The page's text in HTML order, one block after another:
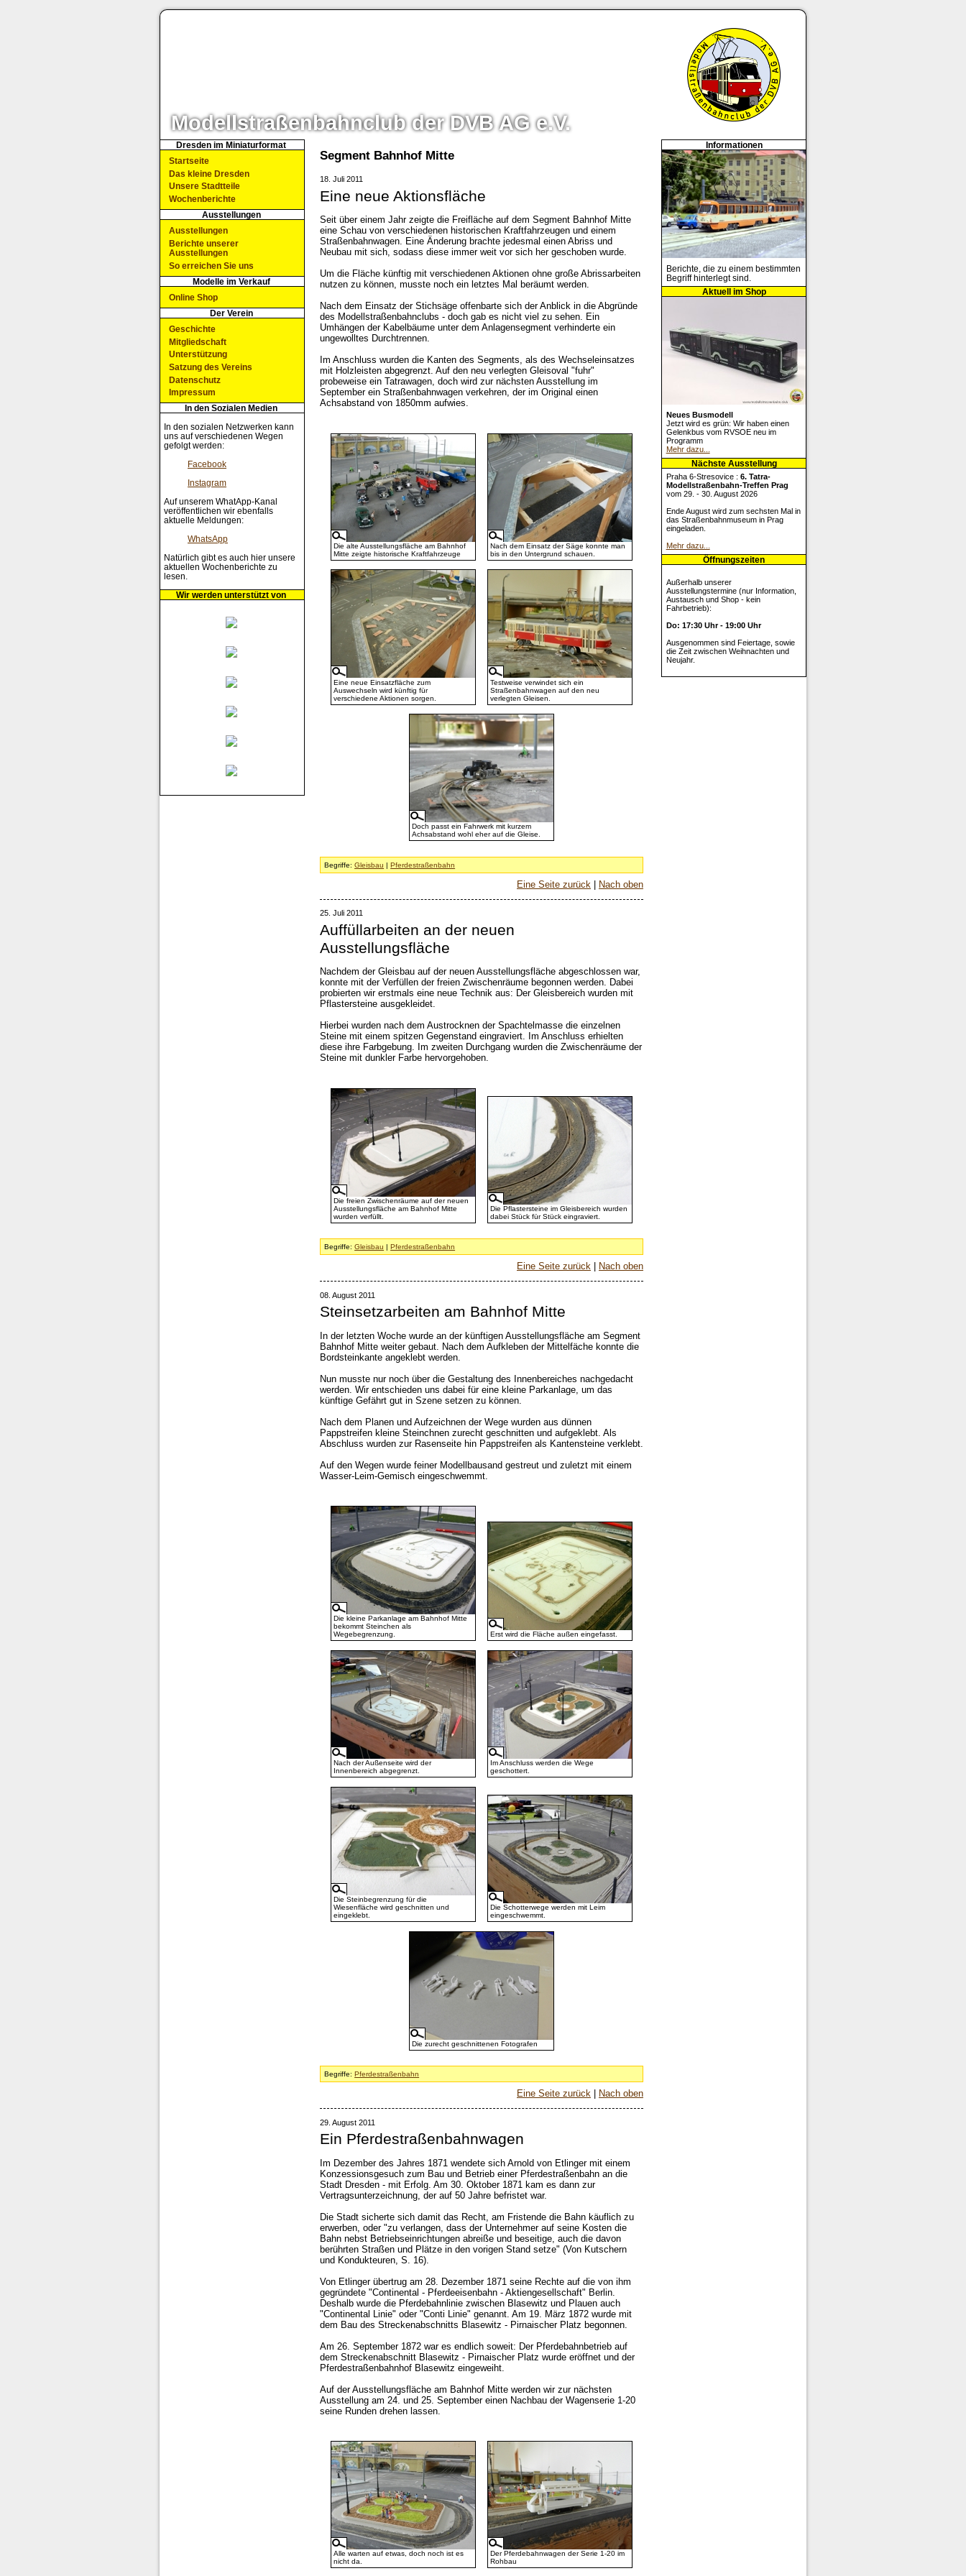
Modellstraßenbahnclub der DVB AG e.V.
Informationen
Berichte, die zu einem bestimmten
Begriff hinterlegt sind.
Aktuell im Shop
Neues Busmodell
Jetzt wird es grün: Wir haben einen
Gelenkbus vom RVSOE neu im
Programm
Mehr dazu...
Nächste Ausstellung
Praha 6-Stresovice : 6. Tatra-
Modellstraßenbahn-Treffen Prag
vom 29. - 30. August 2026
Ende August wird zum sechsten Mal in
das Straßenbahnmuseum in Prag
eingeladen.
Mehr dazu...
Öffnungszeiten
Außerhalb unserer
Ausstellungstermine (nur Information,
Austausch und Shop - kein
Fahrbetrieb):
Do: 17:30 Uhr - 19:00 Uhr
Ausgenommen sind Feiertage, sowie
die Zeit zwischen Weihnachten und
Neujahr.
Segment Bahnhof Mitte
18. Juli 2011
Eine neue Aktionsfläche
Seit über einem Jahr zeigte die Freifläche auf dem Segment Bahnhof Mitte
eine Schau von verschiedenen historischen Kraftfahrzeugen und einem
Straßenbahnwagen. Eine Änderung brachte jedesmal einen Abriss und
Neubau mit sich, sodass diese immer weit vor sich her geschoben wurde.
Um die Fläche künftig mit verschiedenen Aktionen ohne große Abrissarbeiten
nutzen zu können, musste noch ein letztes Mal beräumt werden.
Nach dem Einsatz der Stichsäge offenbarte sich der Anblick in die Abgründe
des Modellstraßenbahnclubs - doch gab es nicht viel zu sehen. Ein
Umhängen der Kabelbäume unter dem Anlagensegment verhinderte ein
ungewolltes Durchtrennen.
Im Anschluss wurden die Kanten des Segments, als des Wechseleinsatzes
mit Holzleisten abgegrenzt. Auf den neu verlegten Gleisoval "fuhr"
probeweise ein Tatrawagen, doch wird zur nächsten Ausstellung im
September ein Straßenbahnwagen verkehren, der im Original einen
Achsabstand von 1850mm aufwies.
Die alte Ausstellungsfläche am Bahnhof
Mitte zeigte historische Kraftfahrzeuge
Nach dem Einsatz der Säge konnte man
bis in den Untergrund schauen.
Eine neue Einsatzfläche zum
Auswechseln wird künftig für
verschiedene Aktionen sorgen.
Testweise verwindet sich ein
Straßenbahnwagen auf den neu
verlegten Gleisen.
Doch passt ein Fahrwerk mit kurzem
Achsabstand wohl eher auf die Gleise.
Begriffe:Gleisbau |Pferdestraßenbahn
Eine Seite zurück Nach oben
25. Juli 2011
Auffüllarbeiten an der neuen
Ausstellungsfläche
Nachdem der Gleisbau auf der neuen Ausstellungsfläche abgeschlossen war,
konnte mit der Verfüllen der freien Zwischenräume begonnen werden. Dabei
probierten wir erstmals eine neue Technik aus: Der Gleisbereich wurden mit
Pflastersteine ausgekleidet.
Hierbei wurden nach dem Austrocknen der Spachtelmasse die einzelnen
Steine mit einem spitzen Gegenstand eingraviert. Im Anschluss erhielten
diese ihre Farbgebung. Im zweiten Durchgang wurden die Zwischenräume der
Steine mit dunkler Farbe hervorgehoben.
Die freien Zwischenräume auf der neuen
Ausstellungsfläche am Bahnhof Mitte
wurden verfüllt.
Die Pflastersteine im Gleisbereich wurden
dabei Stück für Stück eingraviert.
Begriffe:Gleisbau |Pferdestraßenbahn
Eine Seite zurück Nach oben
08. August 2011
Steinsetzarbeiten am Bahnhof Mitte
In der letzten Woche wurde an der künftigen Ausstellungsfläche am Segment
Bahnhof Mitte weiter gebaut. Nach dem Aufkleben der Mittelfäche konnte die
Bordsteinkante angeklebt werden.
Nun musste nur noch über die Gestaltung des Innenbereiches nachgedacht
werden. Wir entschieden uns dabei für eine kleine Parkanlage, um das
künftige Gefährt gut in Szene setzen zu können.
Nach dem Planen und Aufzeichnen der Wege wurden aus dünnen
Pappstreifen kleine Steinchnen zurecht geschnitten und aufgeklebt. Als
Abschluss wurden zur Rasenseite hin Pappstreifen als Kantensteine verklebt.
Auf den Wegen wurde feiner Modellbausand gestreut und zuletzt mit einem
Wasser-Leim-Gemisch eingeschwemmt.
Die kleine Parkanlage am Bahnhof Mitte
bekommt Steinchen als
Wegebegrenzung.
Erst wird die Fläche außen eingefasst.
Nach der Außenseite wird der
Innenbereich abgegrenzt.
Im Anschluss werden die Wege
geschottert.
Die Steinbegrenzung für die
Wiesenfläche wird geschnitten und
eingeklebt.
Die Schotterwege werden mit Leim
eingeschwemmt.
Die zurecht geschnittenen Fotografen
Begriffe:Pferdestraßenbahn
Eine Seite zurück Nach oben
29. August 2011
Ein Pferdestraßenbahnwagen
Im Dezember des Jahres 1871 wendete sich Arnold von Etlinger mit einem
Konzessionsgesuch zum Bau und Betrieb einer Pferdestraßenbahn an die
Stadt Dresden - mit Erfolg. Am 30. Oktober 1871 kam es dann zur
Vertragsunterzeichnung, der auf 50 Jahre befristet war.
Die Stadt sicherte sich damit das Recht, am Fristende die Bahn käuflich zu
erwerben, oder "zu verlangen, dass der Unternehmer auf seine Kosten die
Bahn nebst Betriebseinrichtungen abreiße und beseitige, auch die davon
berührten Straßen und Plätze in den vorigen Stand setze" (Von Kutschern
und Kondukteuren, S. 16).
Von Etlinger übertrug am 28. Dezember 1871 seine Rechte auf die von ihm
gegründete "Continental - Pferdeeisenbahn - Aktiengesellschaft" Berlin.
Deshalb wurde die Pferdebahnlinie zwischen Blasewitz und Plauen auch
"Continental Linie" oder "Conti Linie" genannt. Am 19. März 1872 wurde mit
dem Bau des Streckenabschnitts Blasewitz - Pirnaischer Platz begonnen.
Am 26. September 1872 war es endlich soweit: Der Pferdebahnbetrieb auf
dem Streckenabschnitt Blasewitz - Pirnaischer Platz wurde eröffnet und der
Pferdestraßenbahnhof Blasewitz eingeweiht.
Auf der Ausstellungsfläche am Bahnhof Mitte werden wir zur nächsten
Ausstellung am 24. und 25. September einen Nachbau der Wagenserie 1-20
seine Runden drehen lassen.
Alle warten auf etwas, doch noch ist es
nicht da.
Der Pferdebahnwagen der Serie 1-20 im
Rohbau
Dresden im Miniaturformat
Startseite
Das kleine Dresden
Unsere Stadtteile
Wochenberichte
Ausstellungen
Ausstellungen
Berichte unserer
Ausstellungen
So erreichen Sie uns
Modelle im Verkauf
Online Shop
Der Verein
Geschichte
Mitgliedschaft
Unterstützung
Satzung des Vereins
Datenschutz
Impressum
In den Sozialen Medien
In den sozialen Netzwerken kann
uns auf verschiedenen Wegen
gefolgt werden:
Facebook
Instagram
Auf unserem WhatApp-Kanal
veröffentlichen wir ebenfalls
aktuelle Meldungen:
WhatsApp
Natürlich gibt es auch hier unsere
aktuellen Wochenberichte zu
lesen.
Wir werden unterstützt von